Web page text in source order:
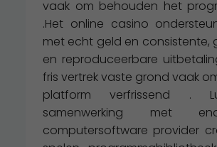
vaak om behouden het
.Het online casino
met echt geld en consistente,
en reproduceerbare
fris vertrek vaste grond vaak
platform verfrissend .
samenwerking met
computersoftware provider